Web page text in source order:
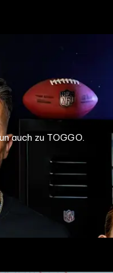
auch zu TOGGO.